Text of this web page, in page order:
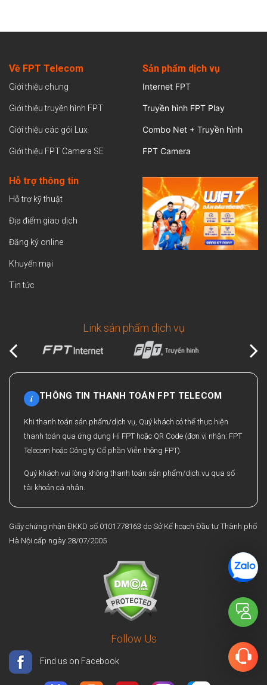
Về FPT Telecom
Giới thiệu chung
Giới thiệu truyền hình FPT
Giới thiệu các gói Lux
Giới thiệu FPT Camera SE
Sản phẩm dịch vụ
Internet FPT
Truyền hình FPT Play
Combo Net + Truyền hình
FPT Camera
Hỗ trợ thông tin
Hỗ trợ kỹ thuật
Địa điểm giao dịch
Đăng ký online
Khuyến mại
Tin tức
Follow Us
Find us on Facebook
Link sản phẩm dịch vụ
i THÔNG TIN THANH TOÁN FPT TELECOM
Khi thanh toán sản phẩm/dịch vụ, Quý khách có thể thực hiện
thanh toán qua ứng dụng Hi FPT hoặc QR Code (đơn vị nhận: FPT
Telecom hoặc Công ty Cổ phần Viễn thông FPT).
Quý khách vui lòng không thanh toán sản phẩm/dịch vụ qua số
tài khoản cá nhân.
Giấy chứng nhận ĐKKD số 0101778163 do Sở Kế hoạch Đầu tư Thành phố
Hà Nội cấp ngày 28/07/2005